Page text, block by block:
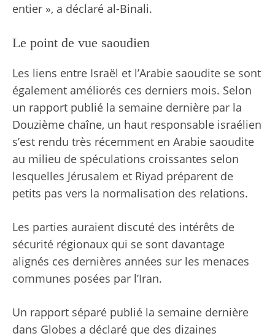
entier », a déclaré al-Binali.
Le point de vue saoudien
Les liens entre Israël et l’Arabie saoudite se sont
également améliorés ces derniers mois. Selon
un rapport publié la semaine dernière par la
Douzième chaîne, un haut responsable israélien
s’est rendu très récemment en Arabie saoudite
au milieu de spéculations croissantes selon
lesquelles Jérusalem et Riyad préparent de
petits pas vers la normalisation des relations.
Les parties auraient discuté des intérêts de
sécurité régionaux qui se sont davantage
alignés ces dernières années sur les menaces
communes posées par l’Iran.
Un rapport séparé publié la semaine dernière
dans Globes a déclaré que des dizaines